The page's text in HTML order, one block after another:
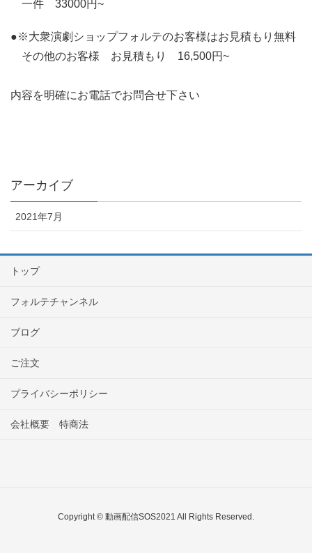
一件 33000円~
●※大衆演劇ショップフォルテのお客様はお見積もり無料
その他のお客様 お見積もり 16,500円~
内容を明確にお電話でお問合せ下さい
アーカイブ
2021年7月
トップ
フォルテチャンネル
ブログ
ご注文
プライバシーポリシー
会社概要 特商法
Copyright © 動画配信SOS2021 All Rights Reserved.